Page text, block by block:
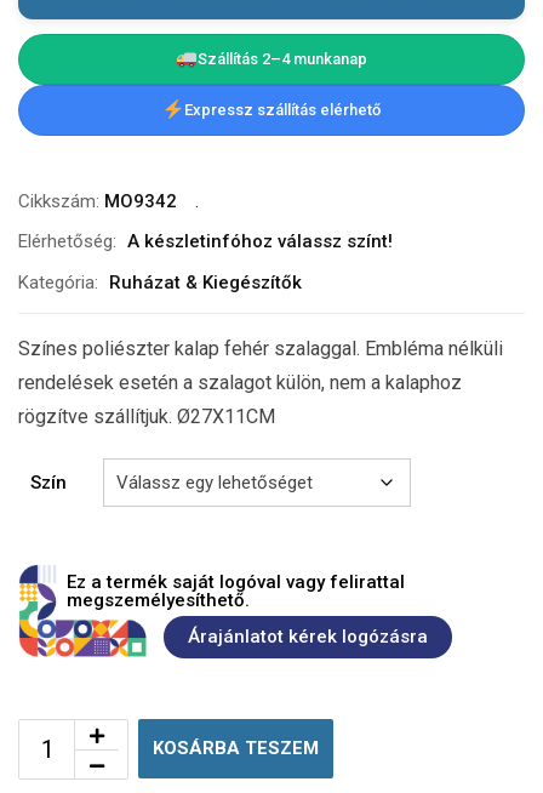
Szállítás 2–4 munkanap
Expressz szállítás elérhető
Cikkszám: MO9342
Elérhetőség: A készletinfóhoz válassz színt!
Kategória:
Ruházat & Kiegészítők
Színes poliészter kalap fehér szalaggal. Embléma nélküli
rendelések esetén a szalagot külön, nem a kalaphoz
rögzítve szállítjuk. Ø27X11CM
Szín
Ez a termék saját logóval vagy felirattal
megszemélyesíthető.
Árajánlatot kérek logózásra
KOSÁRBA TESZEM